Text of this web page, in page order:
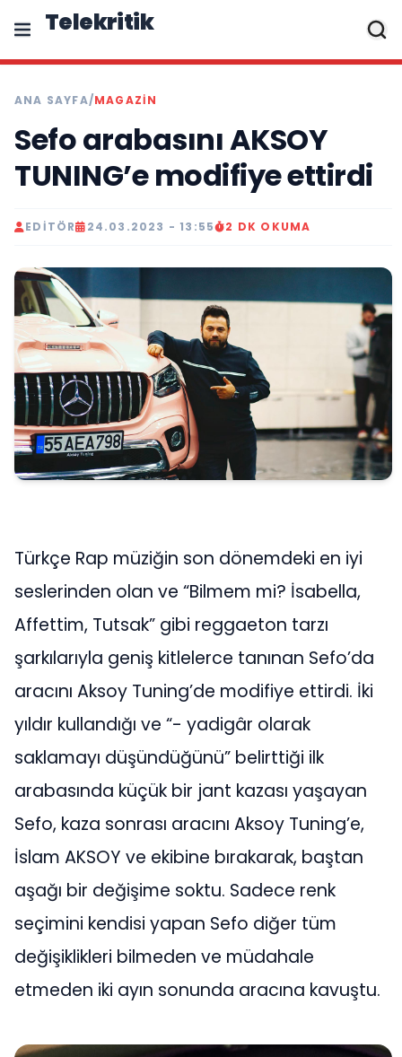
Telekritik
ANA SAYFA/MAGAZIN
Sefo arabasını AKSOY
TUNING’e modifiye ettirdi
EDITÖR 24.03.2023 - 13:55 2 DK OKUMA
Türkçe Rap müziğin son dönemdeki en iyi
seslerinden olan ve “Bilmem mi? İsabella,
Affettim, Tutsak” gibi reggaeton tarzı
şarkılarıyla geniş kitlelerce tanınan Sefo’da
aracını Aksoy Tuning’de modifiye ettirdi. İki
yıldır kullandığı ve “- yadigâr olarak
saklamayı düşündüğünü” belirttiği ilk
arabasında küçük bir jant kazası yaşayan
Sefo, kaza sonrası aracını Aksoy Tuning’e,
İslam AKSOY ve ekibine bırakarak, baştan
aşağı bir değişime soktu. Sadece renk
seçimini kendisi yapan Sefo diğer tüm
değişiklikleri bilmeden ve müdahale
etmeden iki ayın sonunda aracına kavuştu.